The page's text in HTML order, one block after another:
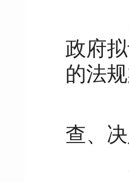
本
政府
的法规
查、
拟